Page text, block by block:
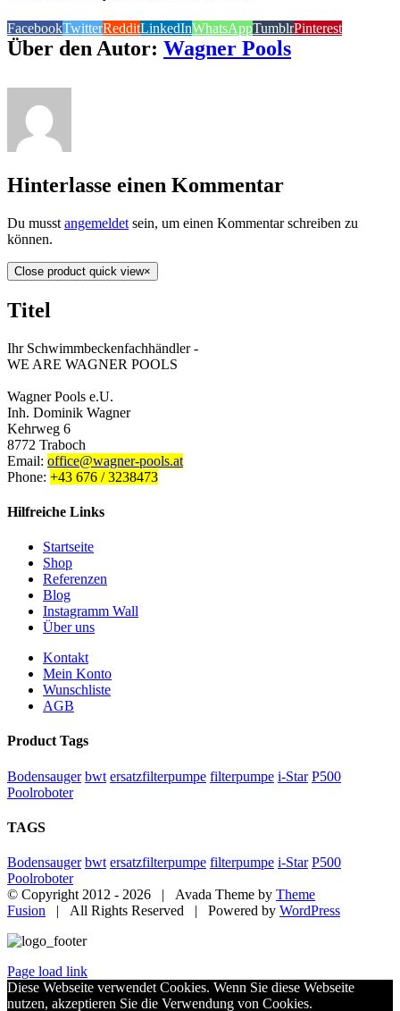
FacebookTwitterRedditLinkedInWhatsAppTumblrPinterest
Über den Autor: Wagner Pools
Hinterlasse einen Kommentar
Du musst angemeldet sein, um einen Kommentar schreiben zu
können.
Close product quick view×
Titel
Ihr Schwimmbeckenfachhändler -
WE ARE WAGNER POOLS
Wagner Pools e.U.
Inh. Dominik Wagner
Kehrweg 6
8772 Traboch
Email: office@wagner-pools.at
Phone: +43 676 / 3238473
Hilfreiche Links
Startseite
Shop
Referenzen
Blog
Instagramm Wall
Über uns
Kontakt
Mein Konto
Wunschliste
AGB
Product Tags
Bodensauger bwt ersatzfilterpumpe filterpumpe i-Star P500
Poolroboter
TAGS
Bodensauger bwt ersatzfilterpumpe filterpumpe i-Star P500
Poolroboter
© Copyright 2012 - 2026 | Avada Theme by Theme
Fusion | All Rights Reserved | Powered by WordPress
Page load link
Diese Webseite verwendet Cookies. Wenn Sie diese Webseite
nutzen, akzeptieren Sie die Verwendung von Cookies.